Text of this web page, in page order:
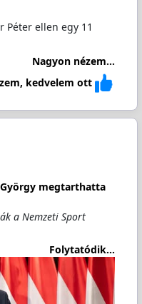
Péter ellen egy 11
Nagyon nézem...
kedvelem ott
megtarthatta
a Nemzeti Sport
Folytatódik...